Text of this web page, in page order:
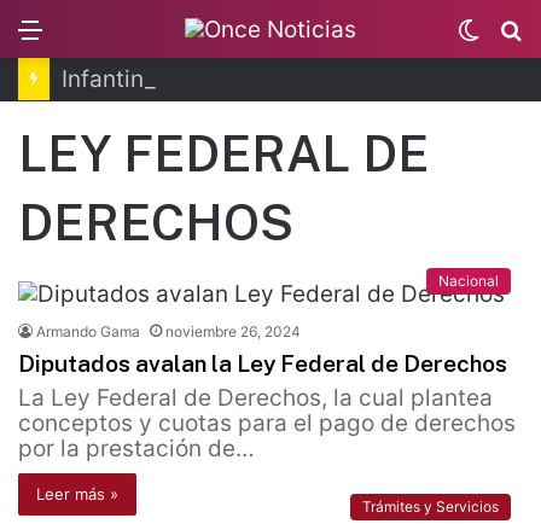
Switch
skin
LEY FEDERAL DE
DERECHOS
Nacional
Armando Gama noviembre 26, 2024
Diputados avalan la Ley Federal de Derechos
La Ley Federal de Derechos, la cual plantea
conceptos y cuotas para el pago de derechos
por la prestación de…
Leer más »
Trámites y Servicios